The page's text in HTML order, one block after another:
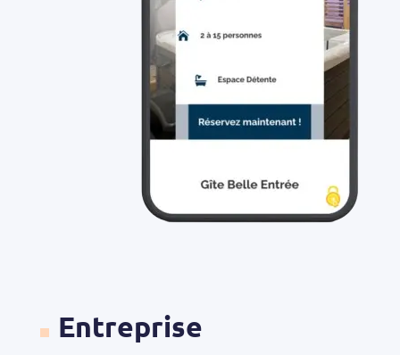
Entreprise